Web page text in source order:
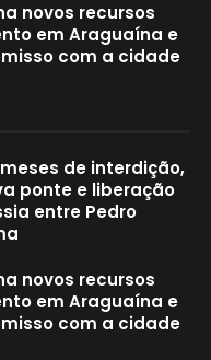
novos recursos
em Araguaína e
com a cidade
de interdição,
ponte e liberação
entre Pedro
novos recursos
em Araguaína e
com a cidade